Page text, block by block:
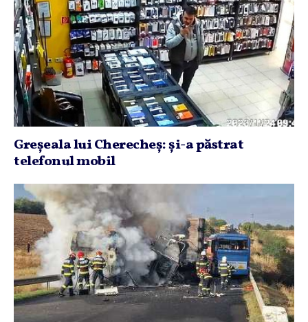
Greşeala lui Cherecheş: şi-a păstrat
telefonul mobil